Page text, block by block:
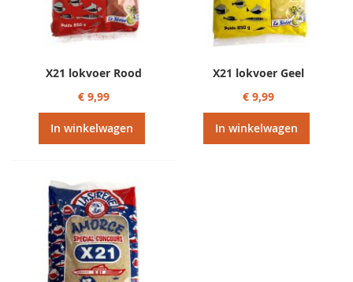
X21 lokvoer Rood
€ 9,99
In winkelwagen
X21 lokvoer Geel
€ 9,99
In winkelwagen